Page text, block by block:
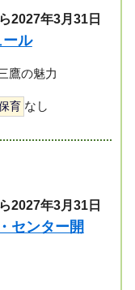
2027年3月31日
ル
鷹の魅力
育 なし
2027年3月31日
センター開